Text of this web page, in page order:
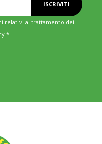
ISCRIVITI
relativi al trattamento dei
*